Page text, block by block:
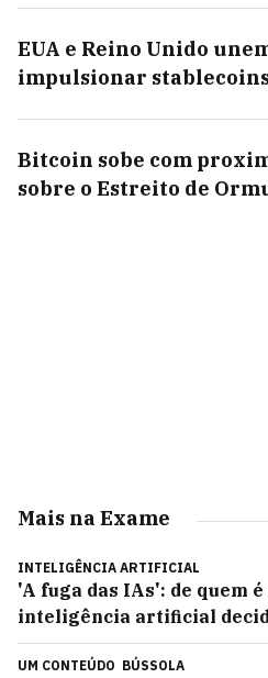
EUA e Reino Unido
impulsionar
Bitcoin sobe com
sobre o Estreito de
Mais na Exame
INTELIGÊNCIA ARTIFICIAL
'A fuga das IAs': de quem
inteligência artificial
UM CONTEÚDO BÚSSOLA